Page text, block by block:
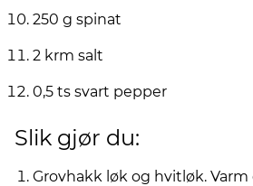
250 g spinat
2 krm salt
0,5 ts svart pepper
Slik gjør du:
Grovhakk løk og hvitløk. Varm